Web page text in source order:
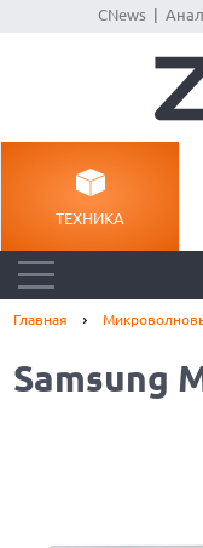
CNews|
ТЕХНИКА
Главная
Samsung